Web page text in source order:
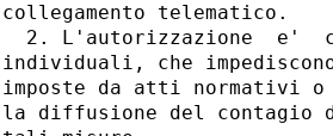
collegamento telematico.
2. L'autorizzazione  e'
individuali, che
imposte da atti normativi
la diffusione del contagio